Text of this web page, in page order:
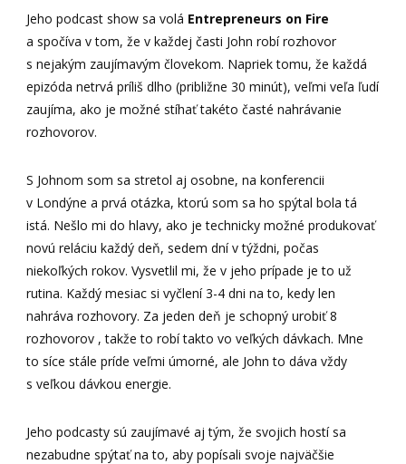
Jeho podcast show sa volá Entrepreneurs on Fire
a spočíva v tom, že v každej časti John robí rozhovor
s nejakým zaujímavým človekom. Napriek tomu, že každá
epizóda netrvá príliš dlho (približne 30 minút), veľmi veľa ľudí
zaujíma, ako je možné stíhať takéto časté nahrávanie
rozhovorov.
S Johnom som sa stretol aj osobne, na konferencii
v Londýne a prvá otázka, ktorú som sa ho spýtal bola tá
istá. Nešlo mi do hlavy, ako je technicky možné produkovať
novú reláciu každý deň, sedem dní v týždni, počas
niekoľkých rokov. Vysvetlil mi, že v jeho prípade je to už
rutina. Každý mesiac si vyčlení 3-4 dni na to, kedy len
nahráva rozhovory. Za jeden deň je schopný urobiť 8
rozhovorov , takže to robí takto vo veľkých dávkach. Mne
to síce stále príde veľmi úmorné, ale John to dáva vždy
s veľkou dávkou energie.
Jeho podcasty sú zaujímavé aj tým, že svojich hostí sa
nezabudne spýtať na to, aby popísali svoje najväčšie